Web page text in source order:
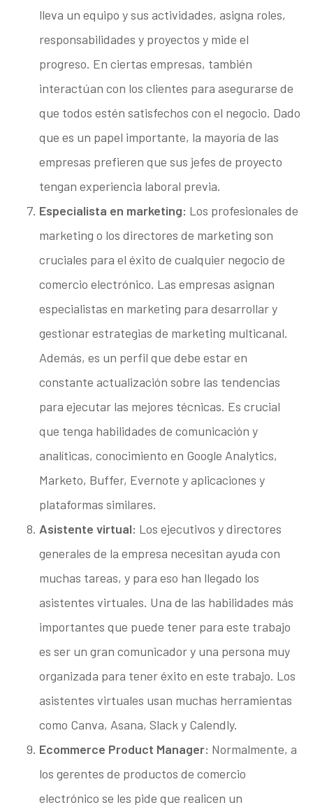
lleva un equipo y sus actividades, asigna roles,
responsabilidades y proyectos y mide el
progreso. En ciertas empresas, también
interactúan con los clientes para asegurarse de
que todos estén satisfechos con el negocio. Dado
que es un papel importante, la mayoría de las
empresas prefieren que sus jefes de proyecto
tengan experiencia laboral previa.
Especialista en marketing: Los profesionales de
marketing o los directores de marketing son
cruciales para el éxito de cualquier negocio de
comercio electrónico. Las empresas asignan
especialistas en marketing para desarrollar y
gestionar estrategias de marketing multicanal.
Además, es un perfil que debe estar en
constante actualización sobre las tendencias
para ejecutar las mejores técnicas. Es crucial
que tenga habilidades de comunicación y
analíticas, conocimiento en Google Analytics,
Marketo, Buffer, Evernote y aplicaciones y
plataformas similares.
Asistente virtual: Los ejecutivos y directores
generales de la empresa necesitan ayuda con
muchas tareas, y para eso han llegado los
asistentes virtuales. Una de las habilidades más
importantes que puede tener para este trabajo
es ser un gran comunicador y una persona muy
organizada para tener éxito en este trabajo. Los
asistentes virtuales usan muchas herramientas
como Canva, Asana, Slack y Calendly.
Ecommerce Product Manager: Normalmente, a
los gerentes de productos de comercio
electrónico se les pide que realicen un